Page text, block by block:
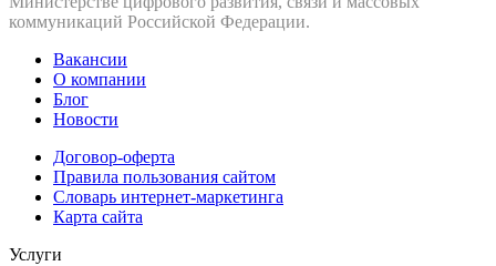
коммуникаций Российской Федерации.
Вакансии
О компании
Блог
Новости
Договор-оферта
Правила пользования сайтом
Словарь интернет-маркетинга
Карта сайта
Услуги